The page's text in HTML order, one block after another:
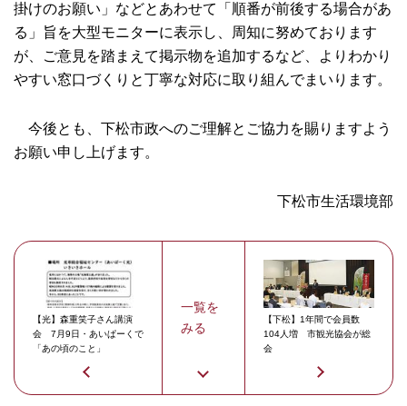
掛けのお願い」などとあわせて「順番が前後する場合があ
る」旨を大型モニターに表示し、周知に努めております
が、ご意見を踏まえて掲示物を追加するなど、よりわかり
やすい窓口づくりと丁寧な対応に取り組んでまいります。
今後とも、下松市政へのご理解とご協力を賜りますよう
お願い申し上げます。
下松市生活環境部
【光】森重笑子さん講演
会 7月9日・あいぱーくで
「あの頃のこと」
一覧を
みる
【下松】1年間で会員数
104人増 市観光協会が総
会